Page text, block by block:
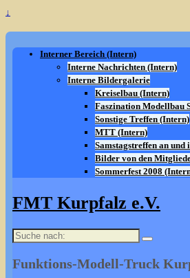
↓
Interner Bereich (Intern)
Interne Nachrichten (Intern)
Interne Bildergalerie
Kreiselbau (Intern)
Faszination Modellbau
Sonstige Treffen (Intern)
MTT (Intern)
Samstagstreffen an
Bilder von den
Sommerfest 2008
FMT Kurpfalz e.V.
Suche
Funktions-Modell-Truck